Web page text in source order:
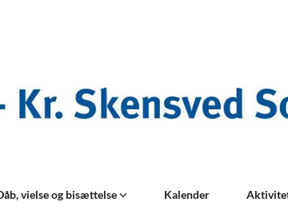
vielse og bisættelse Kalender